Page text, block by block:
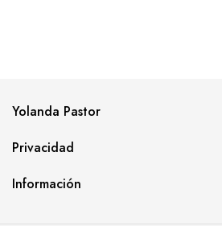
Yolanda Pastor
Privacidad
Información